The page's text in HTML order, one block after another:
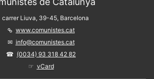
carrer Liuva, 39-45, Barcelona
www.comunistes.cat
info@comunistes.cat
(0034) 93 318 42 82
vCard